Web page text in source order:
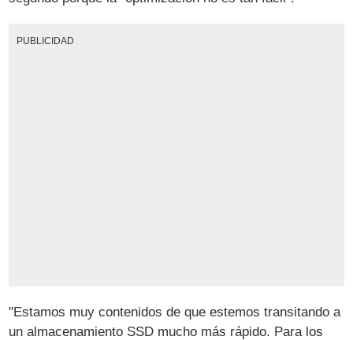
PUBLICIDAD
"Estamos muy contenidos de que estemos transitando a
un almacenamiento SSD mucho más rápido. Para los